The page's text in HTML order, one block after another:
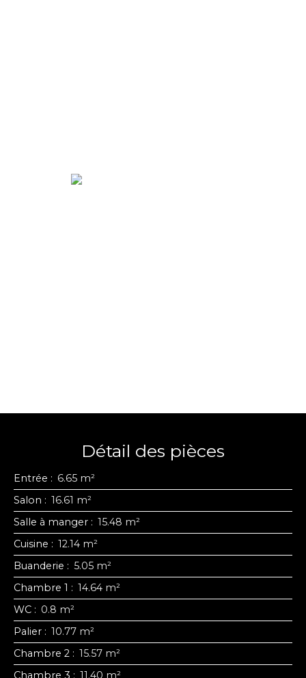
Détail des pièces
Entrée : 6.65 m²
Salon : 16.61 m²
Salle à manger : 15.48 m²
Cuisine : 12.14 m²
Buanderie : 5.05 m²
Chambre 1 : 14.64 m²
WC : 0.8 m²
Palier : 10.77 m²
Chambre 2 : 15.57 m²
Chambre 3 : 11.40 m²